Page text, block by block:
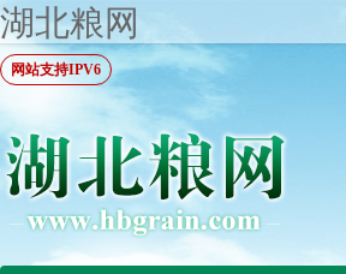
湖北粮网
网站支持IPV6